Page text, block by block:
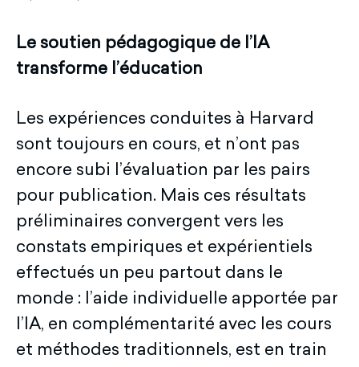
Le soutien pédagogique de l’IA
transforme l’éducation
Les expériences conduites à Harvard
sont toujours en cours, et n’ont pas
encore subi l’évaluation par les pairs
pour publication. Mais ces résultats
préliminaires convergent vers les
constats empiriques et expérientiels
effectués un peu partout dans le
monde : l’aide individuelle apportée par
l’IA, en complémentarité avec les cours
et méthodes traditionnels, est en train